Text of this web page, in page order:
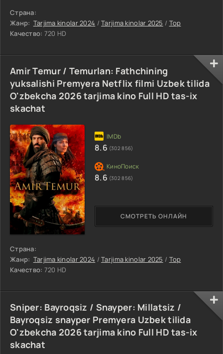
Страна:
Жанр: Tarjima kinolar 2024 /Tarjima kinolar 2025 / Top
Качество: 720 HD
Amir Temur / Temurlan: Fathchining
yuksalishi Premyera Netflix filmi Uzbek tilida
O'zbekcha 2026 tarjima kino Full HD tas-ix
skachat
Страна:
Жанр: Tarjima kinolar 2024 /Tarjima kinolar 2025 / Top
Качество: 720 HD
СМОТРЕТЬ ОНЛАЙН
8.6 (302 856)
8.6 (302 856)
Sniper: Bayroqsiz / Snayper: Millatsiz /
Bayroqsiz snayper Premyera Uzbek tilida
O'zbekcha 2026 tarjima kino Full HD tas-ix
skachat